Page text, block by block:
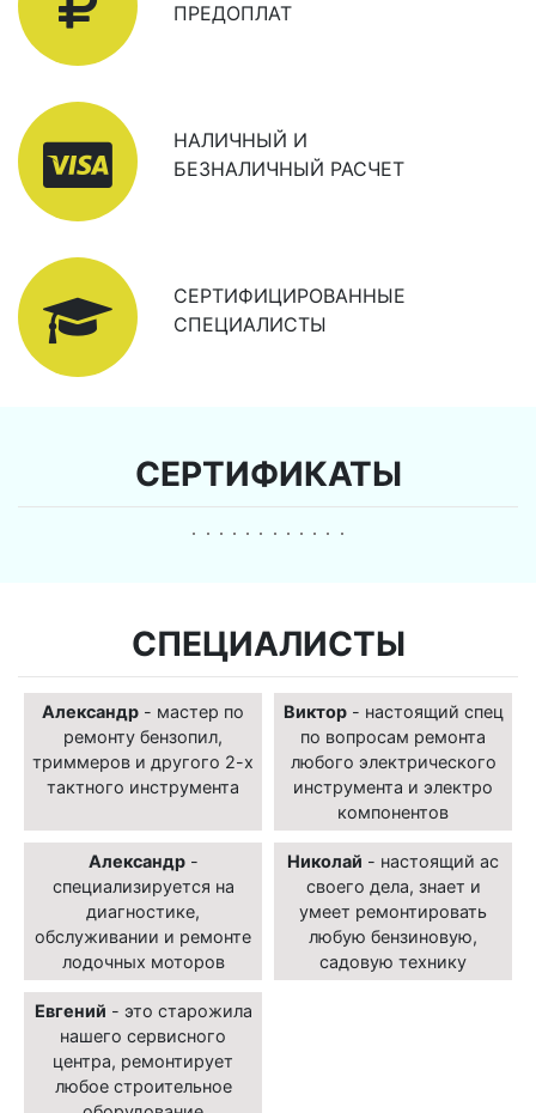
ПРЕДОПЛАТ
НАЛИЧНЫЙ И
БЕЗНАЛИЧНЫЙ РАСЧЕТ
СЕРТИФИЦИРОВАННЫЕ
СПЕЦИАЛИСТЫ
СЕРТИФИКАТЫ
СПЕЦИАЛИСТЫ
Александр - мастер по
ремонту бензопил,
триммеров и другого 2-х
тактного инструмента
Виктор- настоящий спец
по вопросам ремонта
любого электрического
инструмента и электро
компонентов
Александр-
специализируется на
диагностике,
обслуживании и ремонте
лодочных моторов
Николай - настоящий ас
своего дела, знает и
умеет ремонтировать
любую бензиновую,
садовую технику
Евгений - это старожила
нашего сервисного
центра, ремонтирует
любое строительное